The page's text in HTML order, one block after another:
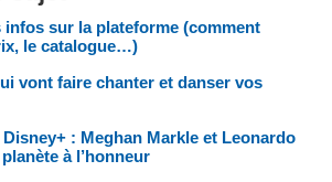
infos sur la plateforme (comment
le catalogue…)
vont faire chanter et danser vos
: Meghan Markle et Leonardo
à l’honneur